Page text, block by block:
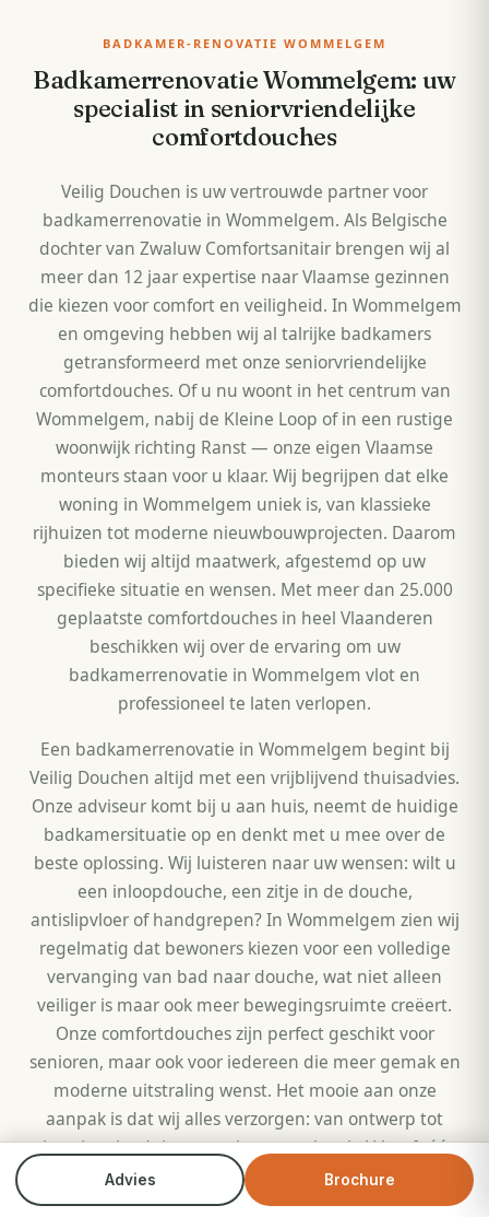
Advies Brochure
BADKAMER-RENOVATIE WOMMELGEM
Badkamerrenovatie Wommelgem: uw
specialist in seniorvriendelijke
comfortdouches
Veilig Douchen is uw vertrouwde partner voor
badkamerrenovatie in Wommelgem. Als Belgische
dochter van Zwaluw Comfortsanitair brengen wij al
meer dan 12 jaar expertise naar Vlaamse gezinnen
die kiezen voor comfort en veiligheid. In Wommelgem
en omgeving hebben wij al talrijke badkamers
getransformeerd met onze seniorvriendelijke
comfortdouches. Of u nu woont in het centrum van
Wommelgem, nabij de Kleine Loop of in een rustige
woonwijk richting Ranst — onze eigen Vlaamse
monteurs staan voor u klaar. Wij begrijpen dat elke
woning in Wommelgem uniek is, van klassieke
rijhuizen tot moderne nieuwbouwprojecten. Daarom
bieden wij altijd maatwerk, afgestemd op uw
specifieke situatie en wensen. Met meer dan 25.000
geplaatste comfortdouches in heel Vlaanderen
beschikken wij over de ervaring om uw
badkamerrenovatie in Wommelgem vlot en
professioneel te laten verlopen.
Een badkamerrenovatie in Wommelgem begint bij
Veilig Douchen altijd met een vrijblijvend thuisadvies.
Onze adviseur komt bij u aan huis, neemt de huidige
badkamersituatie op en denkt met u mee over de
beste oplossing. Wij luisteren naar uw wensen: wilt u
een inloopdouche, een zitje in de douche,
antislipvloer of handgrepen? In Wommelgem zien wij
regelmatig dat bewoners kiezen voor een volledige
vervanging van bad naar douche, wat niet alleen
veiliger is maar ook meer bewegingsruimte creëert.
Onze comfortdouches zijn perfect geschikt voor
senioren, maar ook voor iedereen die meer gemak en
moderne uitstraling wenst. Het mooie aan onze
aanpak is dat wij alles verzorgen: van ontwerp tot
plaatsing, loodgieterswerk tot tegelwerk. U heeft één
aanspreekpunt en weet precies waar u aan toe bent.
Bovendien werken wij uitsluitend met eigen Vlaamse
Bel direct Brochure